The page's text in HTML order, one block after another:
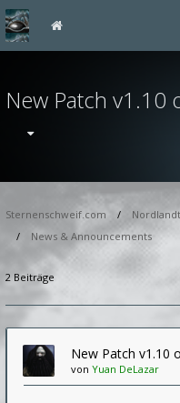
New Patch v1.10
Sternenschweif.com
News & Announcements
2 Beiträge
New Patch v1.10
von Yuan DeLazar